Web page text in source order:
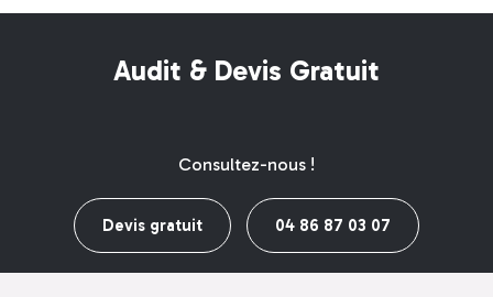
Audit & Devis Gratuit
Consultez-nous !
Devis gratuit 04 86 87 03 07